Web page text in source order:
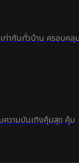
ท่ากันทั่วบ้าน ครอบคลุ
ความบันเทิงคุ้มสุด คุ้ม